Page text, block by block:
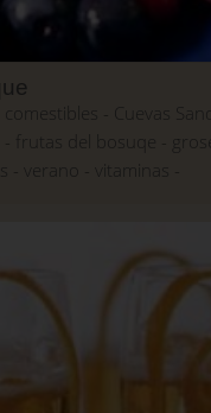
comestibles Cuevas
frutas del bosuqe
verano vitaminas